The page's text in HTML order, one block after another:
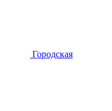
Городская